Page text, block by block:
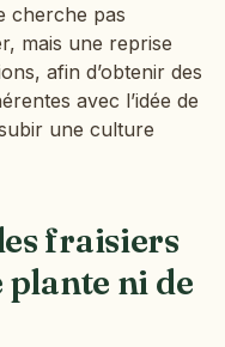
cherche pas
mais une reprise
afin d’obtenir des
avec l’idée de
une culture
fraisiers
plante ni de